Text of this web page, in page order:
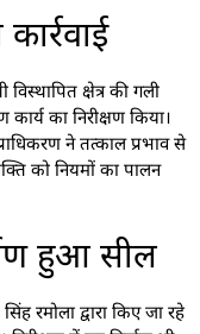
क्षेत्र की गली
कार्य का निरीक्षण किया।
ने तत्काल प्रभाव से
को नियमों का पालन
हुआ सील
रमोला द्वारा किए जा रहे